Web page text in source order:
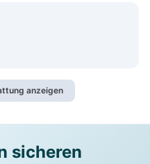
anzeigen
sicheren